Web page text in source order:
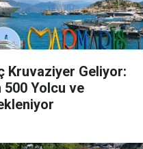
Kruvaziyer Geliyor:
500 Yolcu ve